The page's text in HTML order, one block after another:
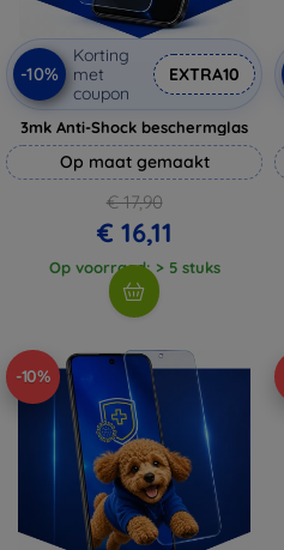
-10%
Korting
met
coupon
EXTRA10
3mk Anti-Shock beschermglas
Op maat gemaakt
€ 17,90
€ 16,11
Op voorraad: > 5 stuks
-10%